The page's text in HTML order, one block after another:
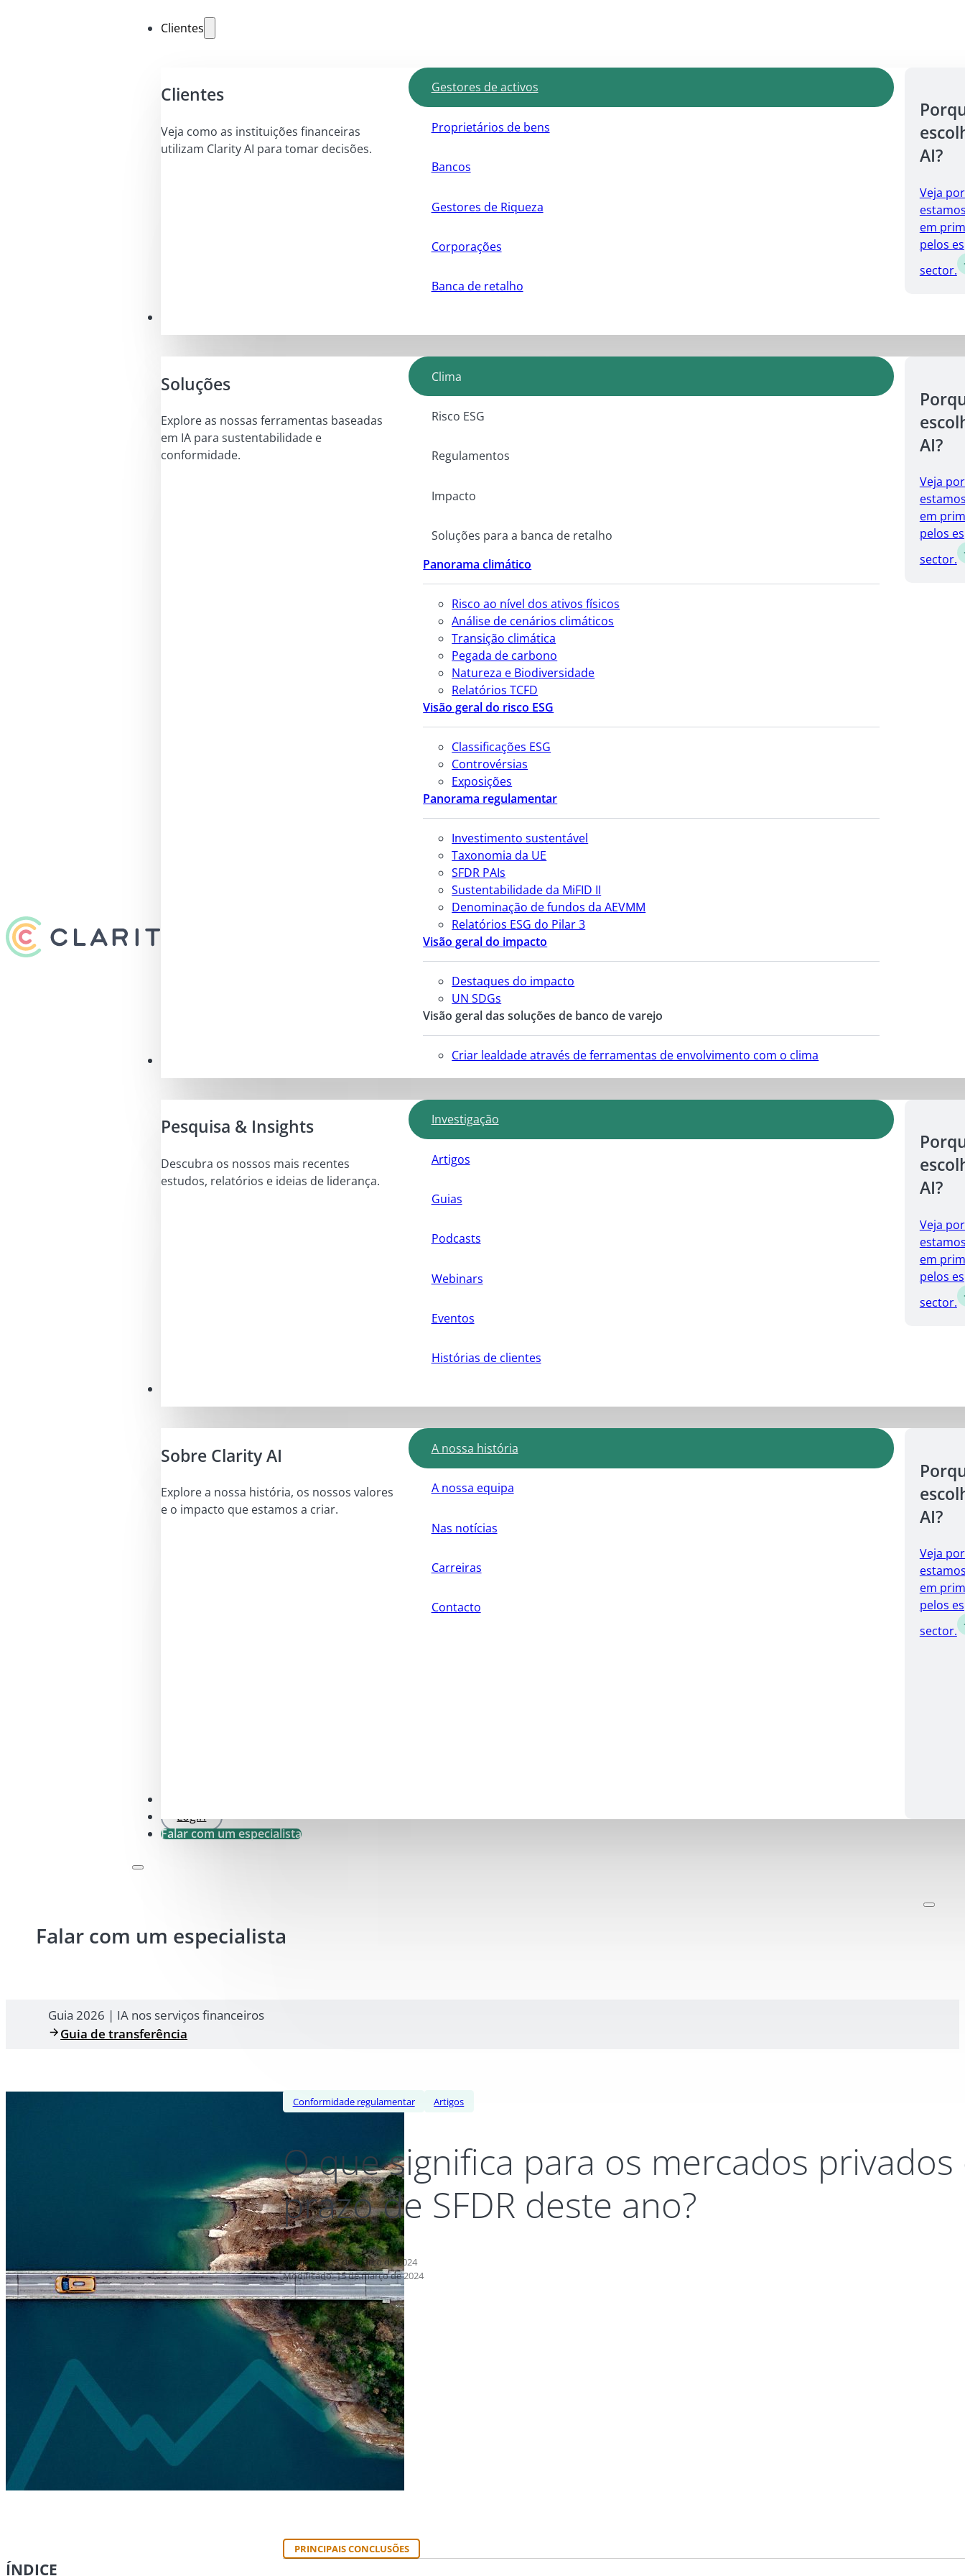
Clientes
Clientes
Veja como as instituições financeiras
utilizam Clarity AI para tomar decisões.
Gestores de activos
Proprietários de bens
Bancos
Gestores de Riqueza
Corporações
Banca de retalho
AI?
Veja
em
pelos
sector.
Soluções
Explore as nossas ferramentas baseadas
em IA para sustentabilidade e
conformidade.
Clima
Risco ESG
Regulamentos
Impacto
Soluções para a banca de retalho
Panorama climático
Risco ao nível dos ativos físicos
Análise de cenários climáticos
Transição climática
Pegada de carbono
Natureza e Biodiversidade
Relatórios TCFD
Visão geral do risco ESG
Classificações ESG
Controvérsias
Exposições
Panorama regulamentar
Investimento sustentável
Taxonomia da UE
SFDR PAIs
Sustentabilidade da MiFID II
Denominação de fundos da AEVMM
Relatórios ESG do Pilar 3
Visão geral do impacto
Destaques do impacto
UN SDGs
Visão geral das soluções de banco de varejo
Criar lealdade através de ferramentas de envolvimento com o clima
AI?
Veja
em
pelos
sector.
Pesquisa & Insights
Descubra os nossos mais recentes
estudos, relatórios e ideias de liderança.
Investigação
Artigos
Guias
Podcasts
Webinars
Eventos
Histórias de clientes
AI?
Veja
em
pelos
sector.
Sobre Clarity AI
Explore a nossa história, os nossos valores
e o impacto que estamos a criar.
A nossa história
A nossa equipa
Nas notícias
Carreiras
Contacto
AI?
Veja
em
pelos
sector.
Login
Falar com um especialista
Falar com um especialista
Guia 2026 | IA nos serviços financeiros
Guia de transferência
Conformidade regulamentar Artigos
O que significa para os mercados privados
prazo de SFDR deste ano?
Publicado: 15 de março de 2024
Modificado: 15 de março de 2024
ÍNDICE
PRINCIPAIS CONCLUSÕES